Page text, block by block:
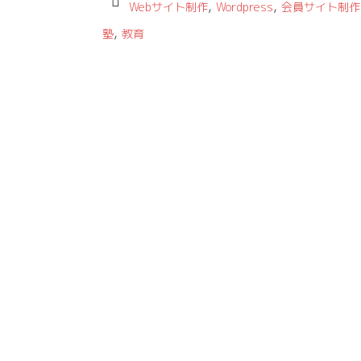
Webサイト制作, Wordpress, 会員サイト制作
塾, 教育